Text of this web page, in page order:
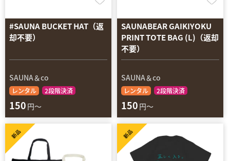
#SAUNA BUCKET HAT（返
却不要）
SAUNA＆co
レンタル 2段階決済
150 円～
SAUNABEAR GAIKIYOKU
PRINT TOTE BAG (L)（返却
不要）
SAUNA＆co
レンタル 2段階決済
150 円～
新品 新品